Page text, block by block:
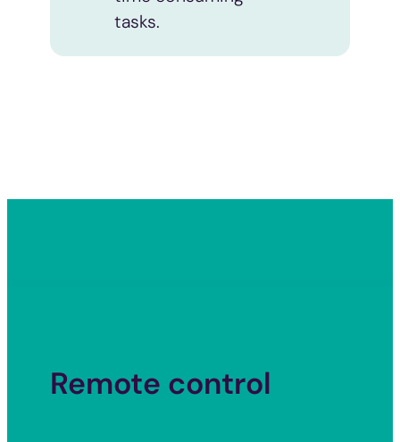
tasks.
Remote control